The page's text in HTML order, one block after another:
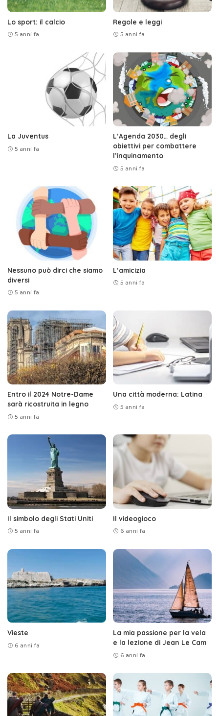
Lo sport: il calcio
5 anni fa
Regole e leggi
5 anni fa
La Juventus
5 anni fa
L’Agenda 2030… degli
obiettivi per combattere
l’inquinamento
5 anni fa
Nessuno può dirci che siamo
diversi
5 anni fa
L’amicizia
5 anni fa
Entro il 2024 Notre-Dame
sarà ricostruita in legno
5 anni fa
Una città moderna: Latina
5 anni fa
Il simbolo degli Stati Uniti
5 anni fa
Il videogioco
6 anni fa
Vieste
6 anni fa
La mia passione per la vela
e la lezione di Jean Le Cam
6 anni fa